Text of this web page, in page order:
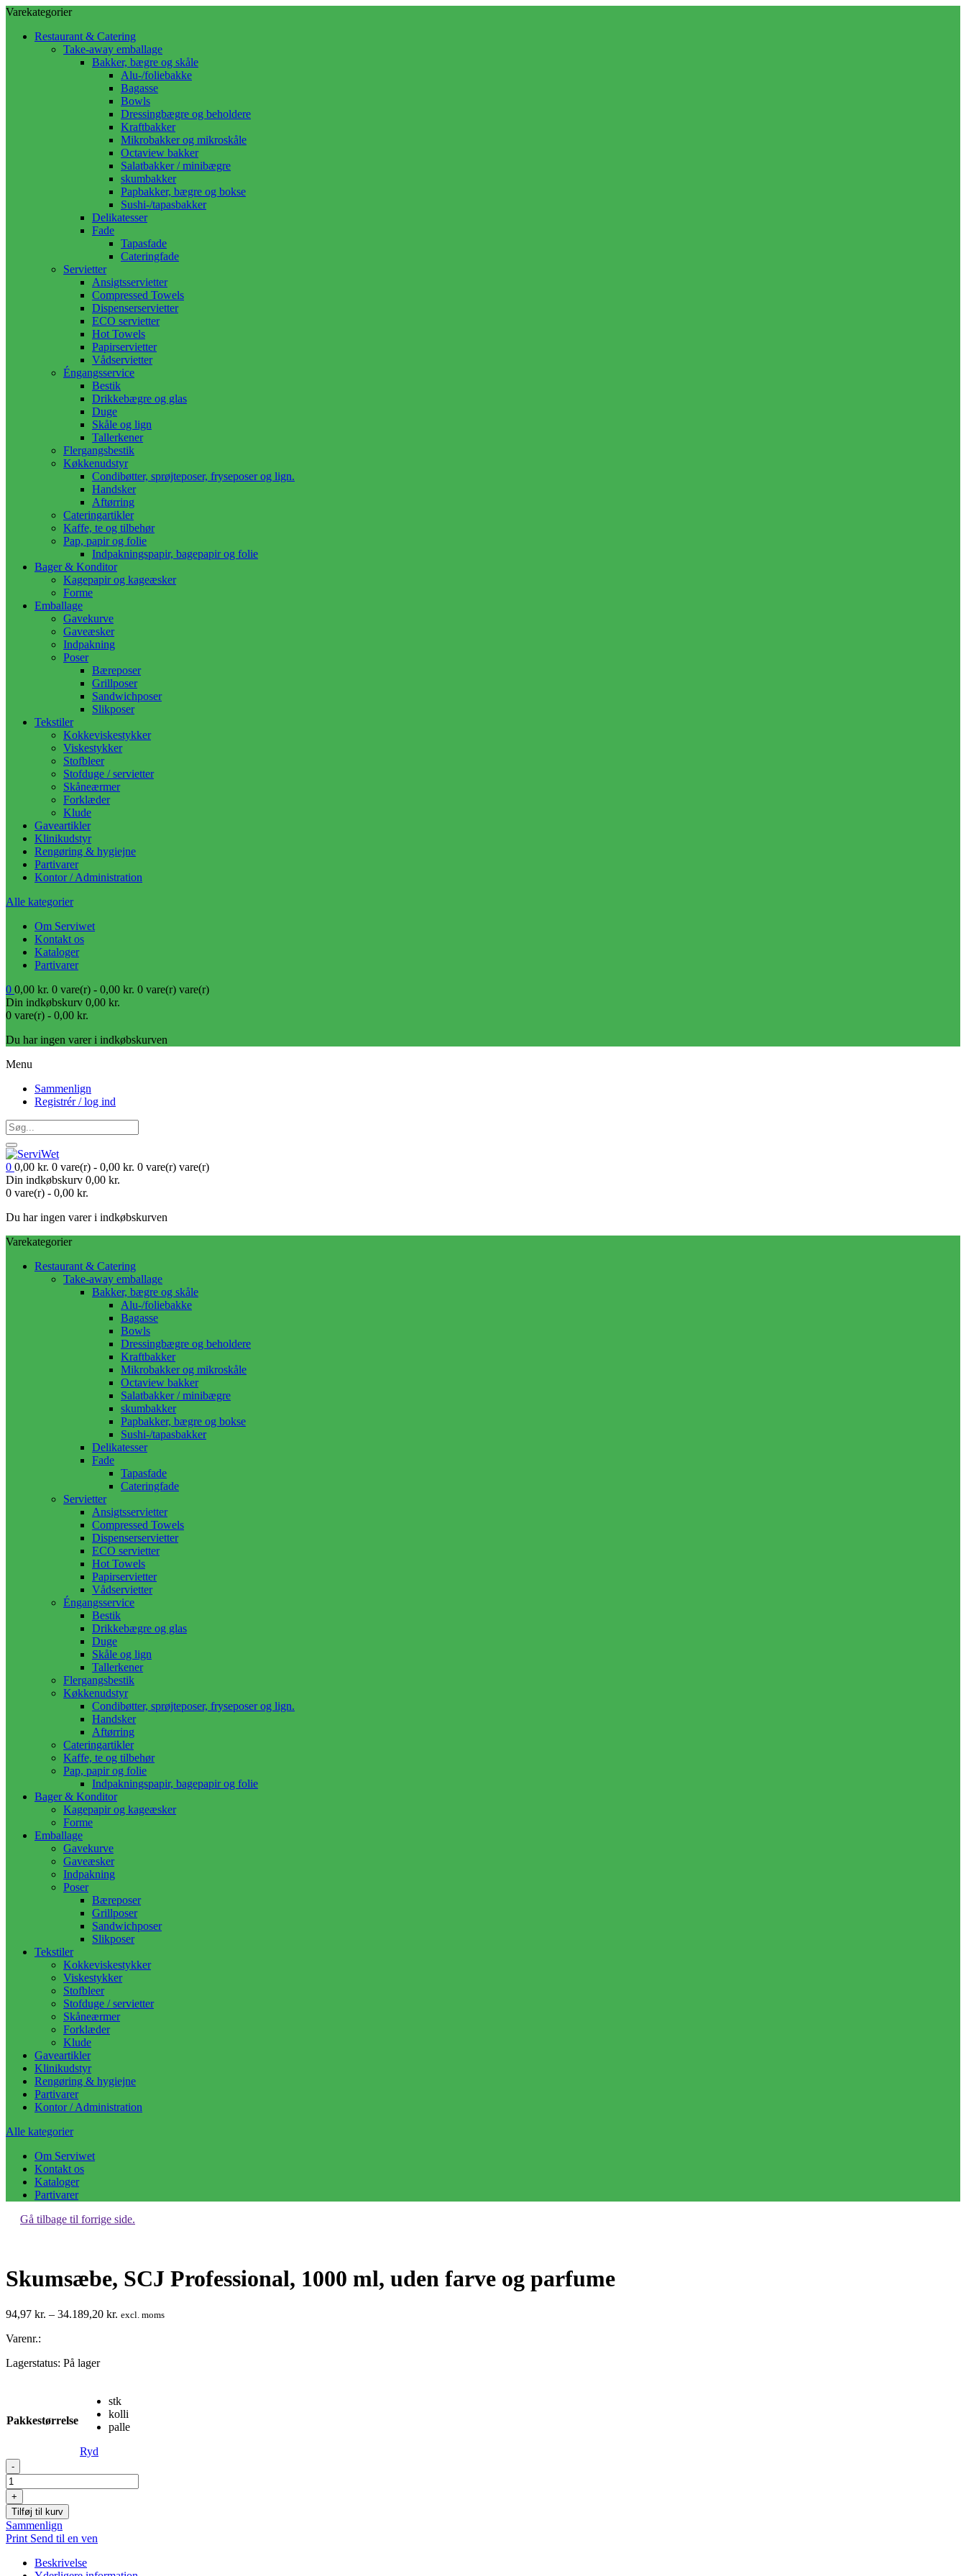
Varekategorier
Restaurant & Catering
Take-away emballage
Bakker, bægre og skåle
Alu-/foliebakke
Bagasse
Bowls
Dressingbægre og beholdere
Kraftbakker
Mikrobakker og mikroskåle
Octaview bakker
Salatbakker / minibægre
skumbakker
Papbakker, bægre og bokse
Sushi-/tapasbakker
Delikatesser
Fade
Tapasfade
Cateringfade
Servietter
Ansigtsservietter
Compressed Towels
Dispenserservietter
ECO servietter
Hot Towels
Papirservietter
Vådservietter
Éngangsservice
Bestik
Drikkebægre og glas
Duge
Skåle og lign
Tallerkener
Flergangsbestik
Køkkenudstyr
Condibøtter, sprøjteposer, fryseposer og lign.
Handsker
Aftørring
Cateringartikler
Kaffe, te og tilbehør
Pap, papir og folie
Indpakningspapir, bagepapir og folie
Bager & Konditor
Kagepapir og kageæsker
Forme
Emballage
Gavekurve
Gaveæsker
Indpakning
Poser
Bæreposer
Grillposer
Sandwichposer
Slikposer
Tekstiler
Kokkeviskestykker
Viskestykker
Stofbleer
Stofduge / servietter
Skåneærmer
Forklæder
Klude
Gaveartikler
Klinikudstyr
Rengøring & hygiejne
Partivarer
Kontor / Administration
Alle kategorier
Om Serviwet
Kontakt os
Kataloger
Partivarer
0 0,00 kr. 0 vare(r) - 0,00 kr. 0 vare(r) vare(r)
Din indkøbskurv 0,00 kr.
0 vare(r) - 0,00 kr.
Du har ingen varer i indkøbskurven
Menu
Sammenlign
Registrér / log ind
0 0,00 kr. 0 vare(r) - 0,00 kr. 0 vare(r) vare(r)
Din indkøbskurv 0,00 kr.
0 vare(r) - 0,00 kr.
Du har ingen varer i indkøbskurven
Varekategorier
Restaurant & Catering
Take-away emballage
Bakker, bægre og skåle
Alu-/foliebakke
Bagasse
Bowls
Dressingbægre og beholdere
Kraftbakker
Mikrobakker og mikroskåle
Octaview bakker
Salatbakker / minibægre
skumbakker
Papbakker, bægre og bokse
Sushi-/tapasbakker
Delikatesser
Fade
Tapasfade
Cateringfade
Servietter
Ansigtsservietter
Compressed Towels
Dispenserservietter
ECO servietter
Hot Towels
Papirservietter
Vådservietter
Éngangsservice
Bestik
Drikkebægre og glas
Duge
Skåle og lign
Tallerkener
Flergangsbestik
Køkkenudstyr
Condibøtter, sprøjteposer, fryseposer og lign.
Handsker
Aftørring
Cateringartikler
Kaffe, te og tilbehør
Pap, papir og folie
Indpakningspapir, bagepapir og folie
Bager & Konditor
Kagepapir og kageæsker
Forme
Emballage
Gavekurve
Gaveæsker
Indpakning
Poser
Bæreposer
Grillposer
Sandwichposer
Slikposer
Tekstiler
Kokkeviskestykker
Viskestykker
Stofbleer
Stofduge / servietter
Skåneærmer
Forklæder
Klude
Gaveartikler
Klinikudstyr
Rengøring & hygiejne
Partivarer
Kontor / Administration
Alle kategorier
Om Serviwet
Kontakt os
Kataloger
Partivarer
Gå tilbage til forrige side.
Skumsæbe, SCJ Professional, 1000 ml, uden farve og parfume
94,97 kr. – 34.189,20 kr. Prisinterval:
excl. moms
Varenr.:
Lagerstatus: På lager
Pakkestørrelse
stk
kolli
palle
Ryd
Skumsæbe,
SCJ
Professional,
1000
ml,
uden
farve
parfume
-
+
Tilføj til kurv
Sammenlign
Print Send til en ven
Beskrivelse